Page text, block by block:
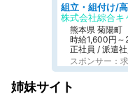
株式会社綜合キ
熊本県 菊陽町
時給1,600円
正社員 / 派遣
スポンサー：
姉妹サイト